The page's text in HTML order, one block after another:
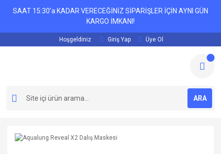
SAAT 15:30'a KADAR VERECEĞİNİZ SİPARİŞLER İÇİN AYNI GÜN
KARGO İMKANI!
Hoşgeldiniz Giriş Yap Üye Ol
ARA